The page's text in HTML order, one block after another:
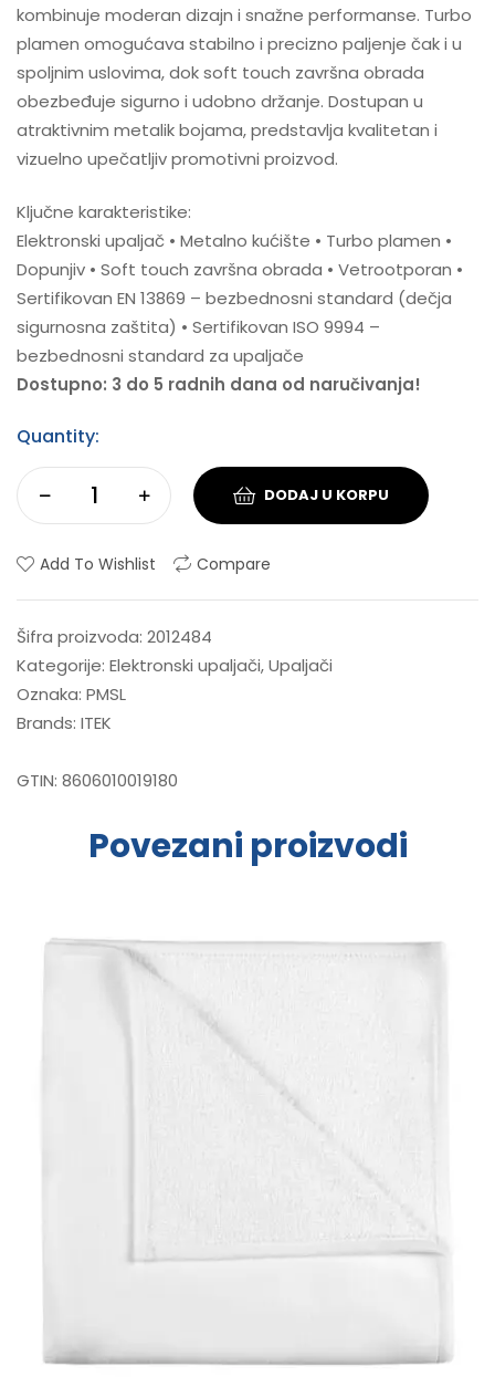
kombinuje moderan dizajn i snažne performanse. Turbo
plamen omogućava stabilno i precizno paljenje čak i u
spoljnim uslovima, dok soft touch završna obrada
obezbeđuje sigurno i udobno držanje. Dostupan u
atraktivnim metalik bojama, predstavlja kvalitetan i
vizuelno upečatljiv promotivni proizvod.
Ključne karakteristike:
Elektronski upaljač • Metalno kućište • Turbo plamen •
Dopunjiv • Soft touch završna obrada • Vetrootporan •
Sertifikovan EN 13869 – bezbednosni standard (dečja
sigurnosna zaštita) • Sertifikovan ISO 9994 –
bezbednosni standard za upaljače
Dostupno: 3 do 5 radnih dana od naručivanja!
Quantity:
DODAJ U KORPU
Add To Wishlist Compare
Šifra proizvoda: 2012484
Kategorije: Elektronski upaljači,Upaljači
Oznaka: PMSL
Brands: ITEK
GTIN: 8606010019180
Povezani proizvodi